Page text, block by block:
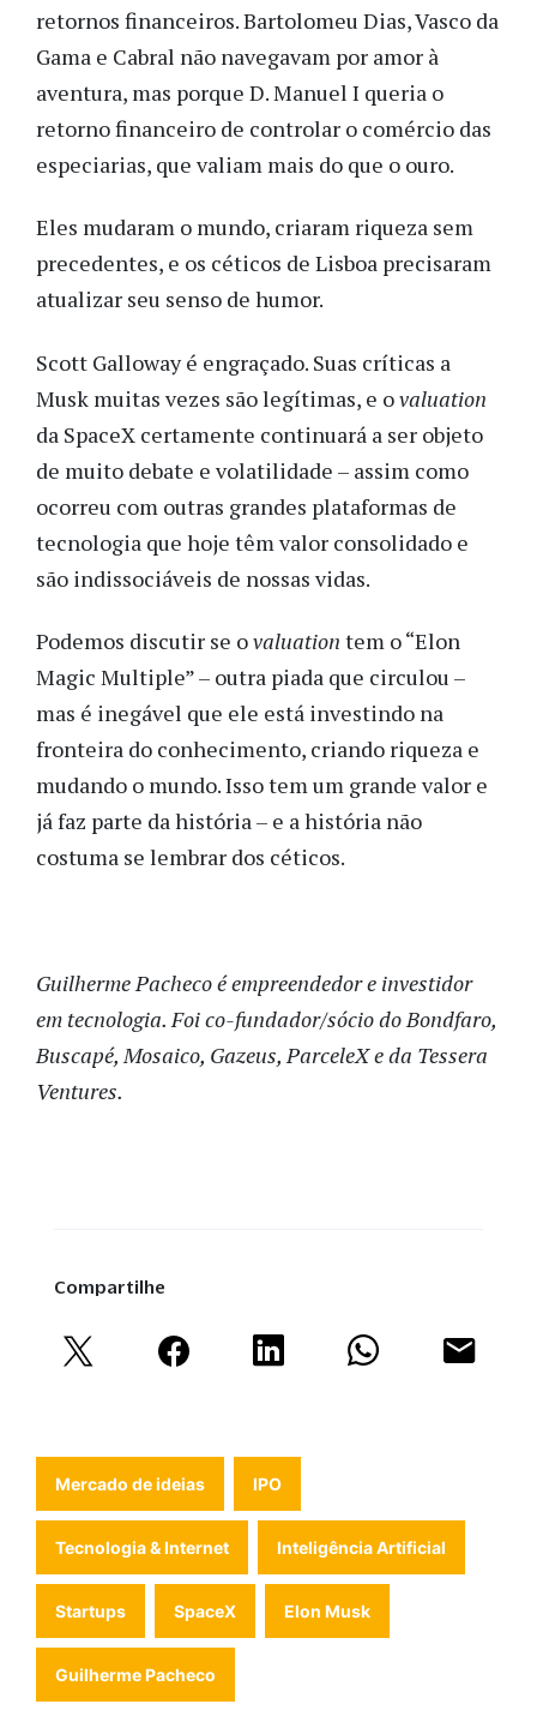
retornos financeiros. Bartolomeu Dias, Vasco da
Gama e Cabral não navegavam por amor à
aventura, mas porque D. Manuel I queria o
retorno financeiro de controlar o comércio das
especiarias, que valiam mais do que o ouro.
Eles mudaram o mundo, criaram riqueza sem
precedentes, e os céticos de Lisboa precisaram
atualizar seu senso de humor.
Scott Galloway é engraçado. Suas críticas a
Musk muitas vezes são legítimas, e ovaluation
da SpaceX certamente continuará a ser objeto
de muito debate e volatilidade – assim como
ocorreu com outras grandes plataformas de
tecnologia que hoje têm valor consolidado e
são indissociáveis de nossas vidas.
Podemos discutir se ovaluation tem o “Elon
Magic Multiple” – outra piada que circulou –
mas é inegável que ele está investindo na
fronteira do conhecimento, criando riqueza e
mudando o mundo. Isso tem um grande valor e
já faz parte da história – e a história não
costuma se lembrar dos céticos.
Guilherme Pacheco é empreendedor e investidor
em tecnologia. Foi co-fundador/sócio do Bondfaro,
Buscapé, Mosaico, Gazeus, ParceleX e da Tessera
Ventures.
Compartilhe
Mercado de ideias IPO
Tecnologia & Internet Inteligência Artificial
Startups SpaceX Elon Musk
Guilherme Pacheco